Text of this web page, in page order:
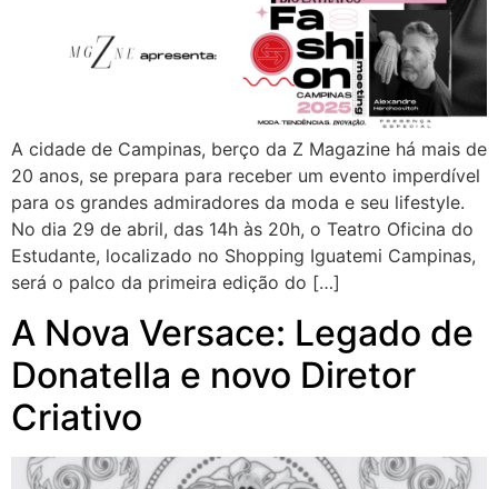
A cidade de Campinas, berço da Z Magazine há mais de
20 anos, se prepara para receber um evento imperdível
para os grandes admiradores da moda e seu lifestyle.
No dia 29 de abril, das 14h às 20h, o Teatro Oficina do
Estudante, localizado no Shopping Iguatemi Campinas,
será o palco da primeira edição do […]
A Nova Versace: Legado de
Donatella e novo Diretor
Criativo